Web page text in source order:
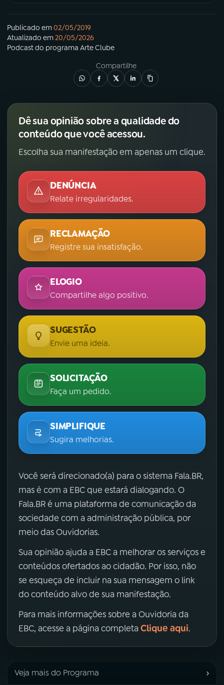
Publicado em02/05/2019
Atualizado em20/05/2026
Podcastdo programa Arte Clube
Compartilhe
Dê sua opinião sobre a qualidade do
conteúdo que você acessou.
Escolha sua manifestação em apenas um clique.
DENÚNCIA
Relate irregularidades.
RECLAMAÇÃO
Registre sua insatisfação.
ELOGIO
Compartilhe algo positivo.
SUGESTÃO
Envie uma ideia.
SOLICITAÇÃO
Faça um pedido.
SIMPLIFIQUE
Sugira melhorias.
Você será direcionado(a) para o sistema Fala.BR,
mas é com a EBC que estará dialogando. O
Fala.BR é uma plataforma de comunicação da
sociedade com a administração pública, por
meio das Ouvidorias.
Sua opinião ajuda a EBC a melhorar os serviços e
conteúdos ofertados ao cidadão. Por isso, não
se esqueça de incluir na sua mensagem o link
do conteúdo alvo de sua manifestação.
Para mais informações sobre a Ouvidoria da
EBC, acesse a página completa Clique aqui.
Veja mais do Programa ›